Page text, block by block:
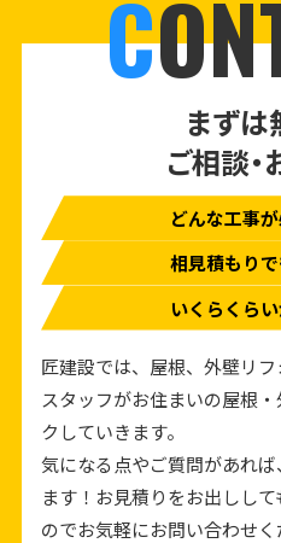
C
まずは
ご相談・
どんな工事
相見積もり
いくらくら
匠建設では、屋根、外壁リ
スタッフがお住まいの屋根
クしていきます。
気になる点やご質問があれ
ます！お見積りをお出しし
のでお気軽にお問い合わせく